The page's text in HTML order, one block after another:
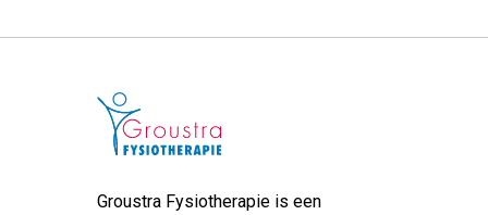
Groustra Fysiotherapie is een